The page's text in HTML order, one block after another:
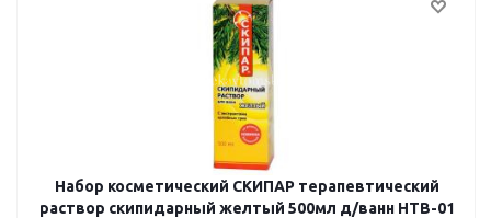
Набор косметический СКИПАР терапевтический
раствор скипидарный желтый 500мл д/ванн НТВ-01